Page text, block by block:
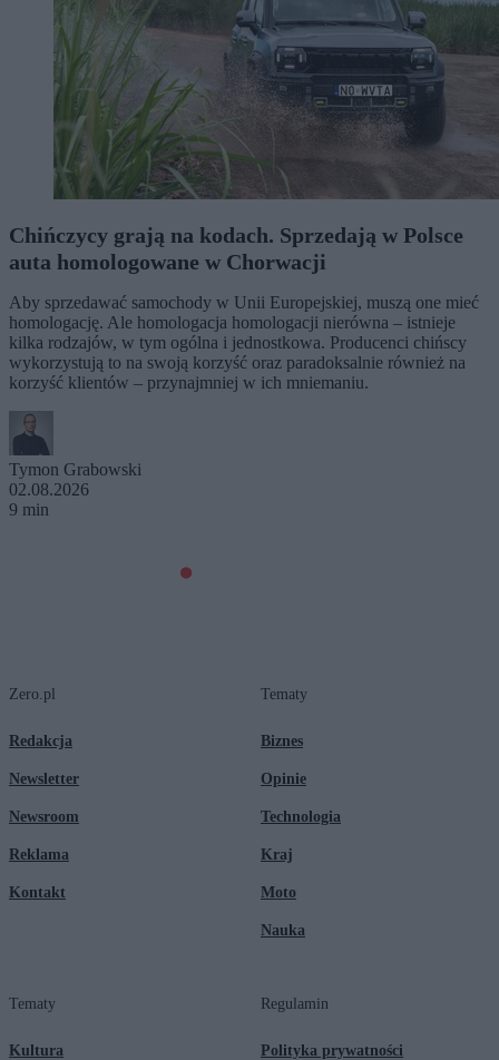
Chińczycy grają na kodach. Sprzedają w Polsce
auta homologowane w Chorwacji
Aby sprzedawać samochody w Unii Europejskiej, muszą one mieć
homologację. Ale homologacja homologacji nierówna – istnieje
kilka rodzajów, w tym ogólna i jednostkowa. Producenci chińscy
wykorzystują to na swoją korzyść oraz paradoksalnie również na
korzyść klientów – przynajmniej w ich mniemaniu.
Tymon Grabowski
02.08.2026
9 min
Zero.pl
Redakcja
Newsletter
Newsroom
Reklama
Kontakt
Tematy
Biznes
Opinie
Technologia
Kraj
Moto
Nauka
Tematy
Kultura
Regulamin
Polityka prywatności